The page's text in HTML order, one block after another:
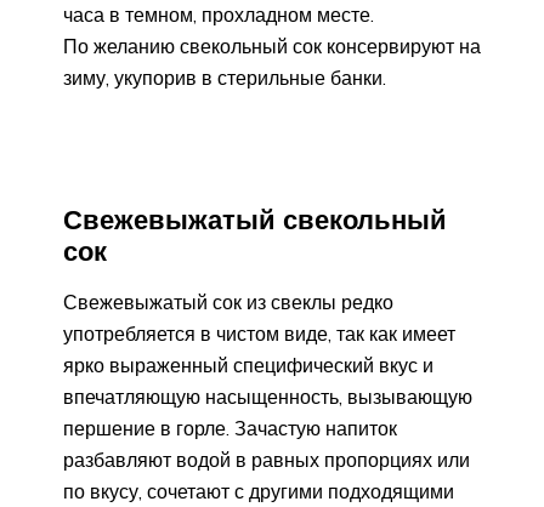
часа в темном, прохладном месте.
По желанию свекольный сок консервируют на
зиму, укупорив в стерильные банки.
Свежевыжатый свекольный
сок
Свежевыжатый сок из свеклы редко
употребляется в чистом виде, так как имеет
ярко выраженный специфический вкус и
впечатляющую насыщенность, вызывающую
першение в горле. Зачастую напиток
разбавляют водой в равных пропорциях или
по вкусу, сочетают с другими подходящими